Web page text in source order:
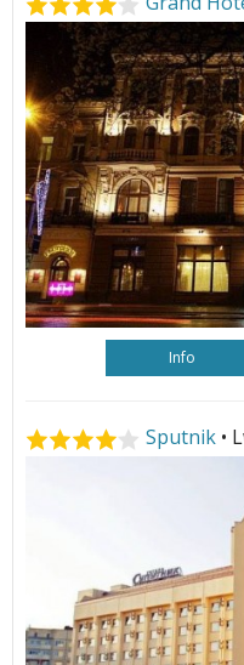
Info
Sputnik •